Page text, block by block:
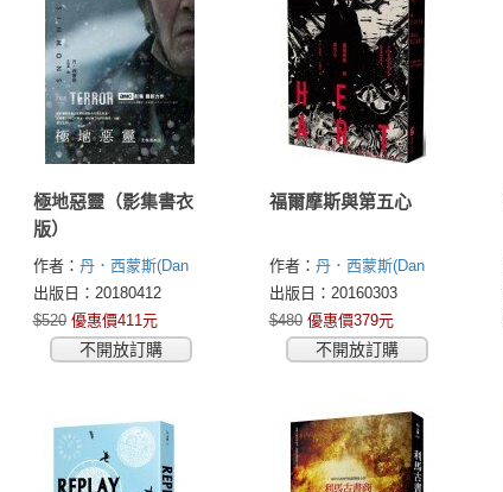
極地惡靈（影集書衣
版）
作者： 丹．西蒙斯(Dan
Simmons)
出版日：20180412
$520 優惠價411元
不開放訂購
福爾摩斯與第五心
作者： 丹．西蒙斯(Dan
Simmons)
出版日：20160303
$480 優惠價379元
不開放訂購